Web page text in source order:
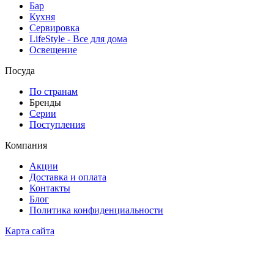
Бар
Кухня
Сервировка
LifeStyle - Все для дома
Освещение
Посуда
По странам
Бренды
Серии
Поступления
Компания
Акции
Доставка и оплата
Контакты
Блог
Политика конфиденциальности
Карта сайта